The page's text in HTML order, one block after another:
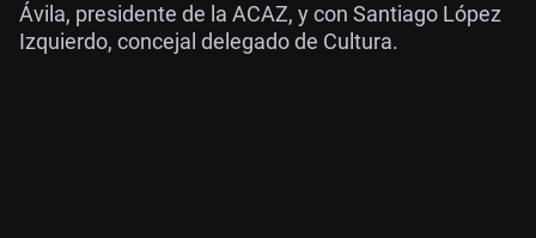
Ávila, presidente de la ACAZ, y con Santiago López
Izquierdo, concejal delegado de Cultura.